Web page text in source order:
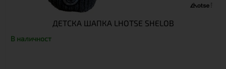
ДЕТСКА ШАПКА LHOTSE SHELOB
В наличност